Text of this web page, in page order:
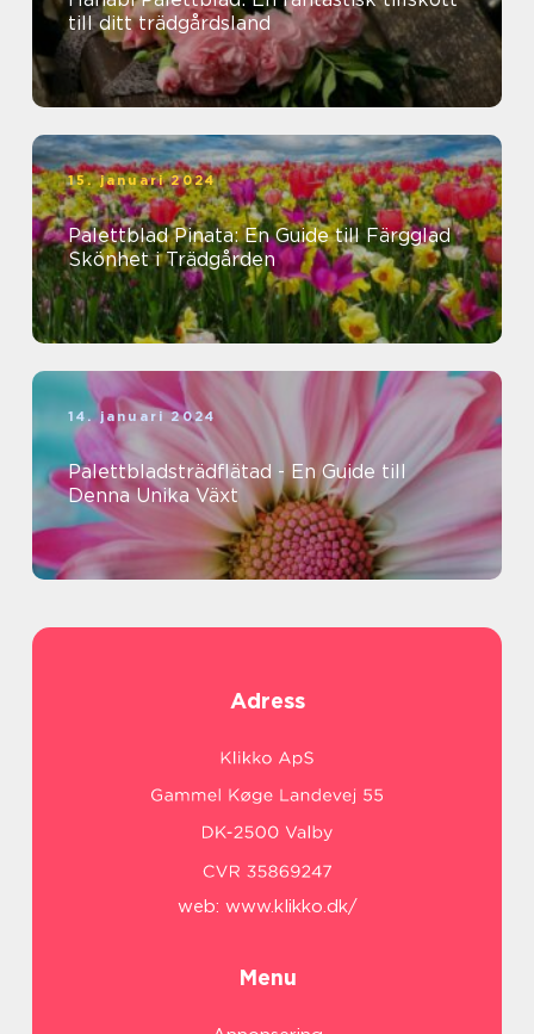
till ditt trädgårdsland
15. januari 2024
Palettblad Pinata: En Guide till Färgglad
Skönhet i Trädgården
14. januari 2024
Palettbladsträdflätad - En Guide till
Denna Unika Växt
Adress
web: www.klikko.dk/
Menu